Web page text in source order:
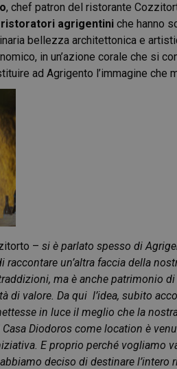
, chef patron del ristorante
agrigentini che hanno
bellezza architettonica e
in un’azione corale che si
ad Agrigento l’immagine che
– si è parlato spesso di
un’altra faccia della
ma è anche patrimonio di
di valore. Da qui l’idea, subito
in luce il meglio che la
Diodoros come location è
E proprio perché vogliamo
deciso di destinare l’intero